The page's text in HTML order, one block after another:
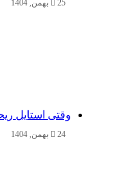
25 بهمن, 1404
وقتی استایل
24 بهمن, 1404